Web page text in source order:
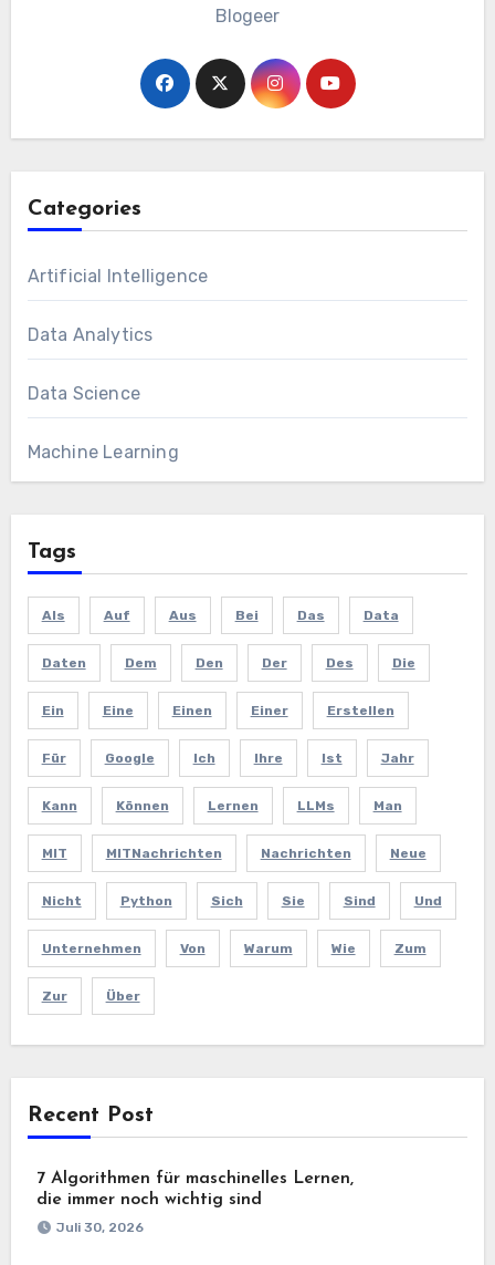
Blogeer
Categories
Artificial Intelligence
Data Analytics
Data Science
Machine Learning
Tags
Als Auf Aus Bei Das Data
Daten Dem Den Der Des Die
Ein Eine Einen Einer Erstellen
Für Google Ich Ihre Ist Jahr
Kann Können Lernen LLMs Man
MIT MITNachrichten Nachrichten Neue
Nicht Python Sich Sie Sind Und
Unternehmen Von Warum Wie Zum
Zur Über
Recent Post
7 Algorithmen für maschinelles Lernen,
die immer noch wichtig sind
Juli 30, 2026